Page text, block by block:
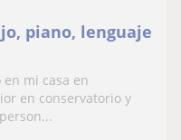
piano, lenguaje
mi casa en
en conservatorio y